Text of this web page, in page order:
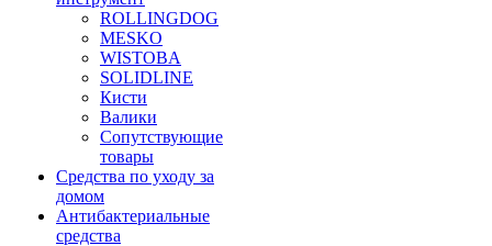
ROLLINGDOG
MESKO
WISTOBA
SOLIDLINE
Кисти
Валики
Сопутствующие
товары
Средства по уходу за
домом
Антибактериальные
средства